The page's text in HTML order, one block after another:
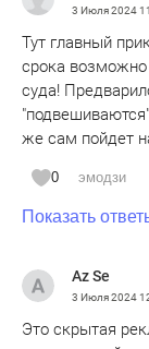
3 Июля 2024
Тут главный
срока возможно
суда!
же сам пойдет
0 эмодзи
Показать
Az Se
3 Июля 2024
Это скрытая